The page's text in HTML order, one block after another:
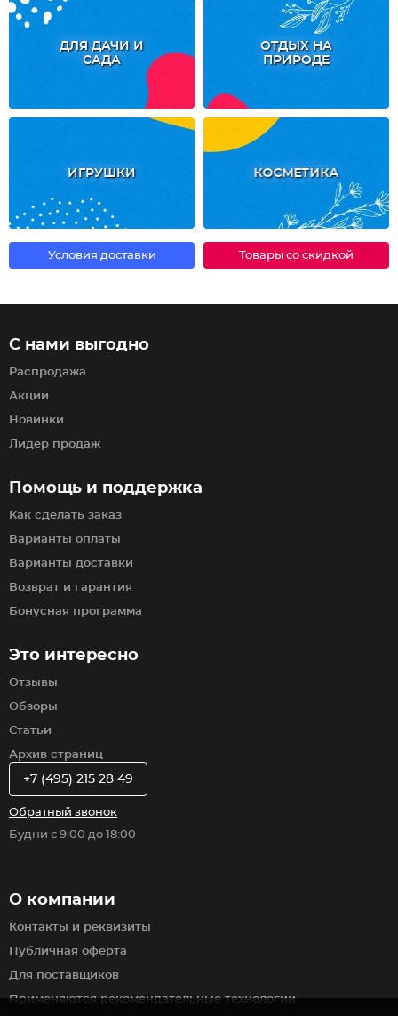
ДЛЯ ДАЧИ И
САДА
ОТДЫХ НА
ПРИРОДЕ
ИГРУШКИ КОСМЕТИКА
Условия доставки Товары со скидкой
Помощь и поддержка
Как сделать заказ
Варианты оплаты
Варианты доставки
Возврат и гарантия
Бонусная программа
С нами выгодно
Распродажа
Акции
Новинки
Лидер продаж
Это интересно
Отзывы
Обзоры
Статьи
Архив страниц
О компании
Контакты и реквизиты
Публичная оферта
Для поставщиков
Применяются рекомендательные технологии
+7 (495) 215 28 49
Обратный звонок
Будни с 9:00 до 18:00